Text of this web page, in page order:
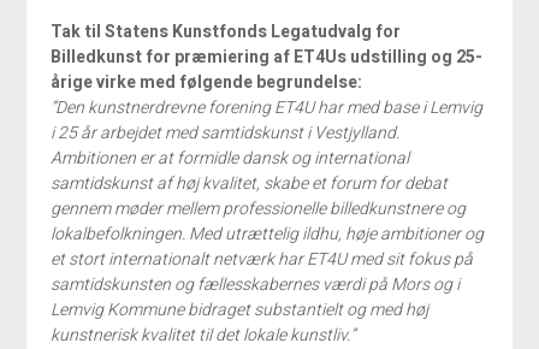
Tak til Statens Kunstfonds Legatudvalg for
Billedkunst for præmiering af ET4Us udstilling og 25-
årige virke med følgende begrundelse:
”Den kunstnerdrevne forening ET4U har med base i Lemvig
i 25 år arbejdet med samtidskunst i Vestjylland.
Ambitionen er at formidle dansk og international
samtidskunst af høj kvalitet, skabe et forum for debat
gennem møder mellem professionelle billedkunstnere og
lokalbefolkningen. Med utrættelig ildhu, høje ambitioner og
et stort internationalt netværk har ET4U med sit fokus på
samtidskunsten og fællesskabernes værdi på Mors og i
Lemvig Kommune bidraget substantielt og med høj
kunstnerisk kvalitet til det lokale kunstliv.”